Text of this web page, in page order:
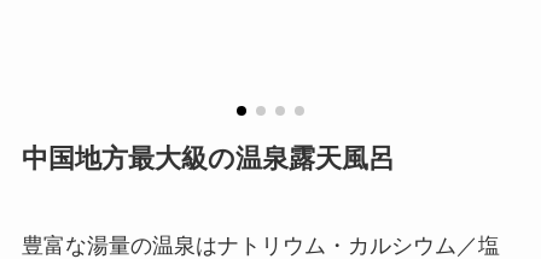
中国地方最大級の温泉露天風呂
豊富な湯量の温泉はナトリウム・カルシウム／塩